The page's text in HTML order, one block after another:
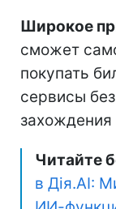
Широкое
сможет
покупать
сервисы
захождения
Читайте
в Дія.AI: